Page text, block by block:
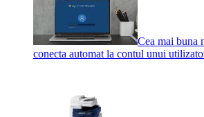
Cea mai buna
conecta automat la contul unui